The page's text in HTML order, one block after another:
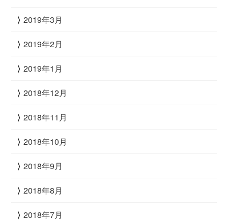
2019年3月
2019年2月
2019年1月
2018年12月
2018年11月
2018年10月
2018年9月
2018年8月
2018年7月